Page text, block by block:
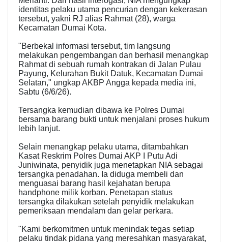
identitas pelaku utama pencurian dengan kekerasan
tersebut, yakni RJ alias Rahmat (28), warga
Kecamatan Dumai Kota.
"Berbekal informasi tersebut, tim langsung
melakukan pengembangan dan berhasil menangkap
Rahmat di sebuah rumah kontrakan di Jalan Pulau
Payung, Kelurahan Bukit Datuk, Kecamatan Dumai
Selatan," ungkap AKBP Angga kepada media ini,
Sabtu (6/6/26).
Tersangka kemudian dibawa ke Polres Dumai
bersama barang bukti untuk menjalani proses hukum
lebih lanjut.
Selain menangkap pelaku utama, ditambahkan
Kasat Reskrim Polres Dumai AKP I Putu Adi
Juniwinata, penyidik juga menetapkan NIA sebagai
tersangka penadahan. Ia diduga membeli dan
menguasai barang hasil kejahatan berupa
handphone milik korban. Penetapan status
tersangka dilakukan setelah penyidik melakukan
pemeriksaan mendalam dan gelar perkara.
"Kami berkomitmen untuk menindak tegas setiap
pelaku tindak pidana yang meresahkan masyarakat,